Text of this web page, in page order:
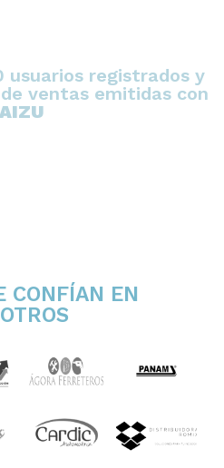
usuarios registrados y
ventas emitidas con
AIZU
CONFÍAN EN